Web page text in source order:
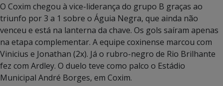
O Coxim chegou à vice-liderança do grupo B graças ao
triunfo por 3 a 1 sobre o Águia Negra, que ainda não
venceu e está na lanterna da chave. Os gols saíram apenas
na etapa complementar. A equipe coxinense marcou com
Vinicius e Jonathan (2x). Já o rubro-negro de Rio Brilhante
fez com Ardley. O duelo teve como palco o Estádio
Municipal André Borges, em Coxim.